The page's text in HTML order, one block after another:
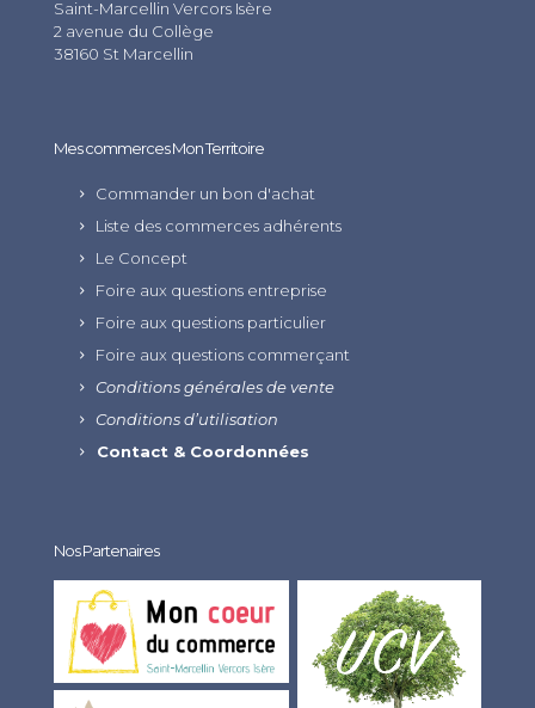
Saint-Marcellin Vercors Isère
2 avenue du Collège
38160 St Marcellin
Mes commerces Mon Territoire
Commander un bon d'achat
Liste des commerces adhérents
Le Concept
Foire aux questions entreprise
Foire aux questions particulier
Foire aux questions commerçant
Conditions générales de vente
Conditions d’utilisation
Contact & Coordonnées
Nos Partenaires